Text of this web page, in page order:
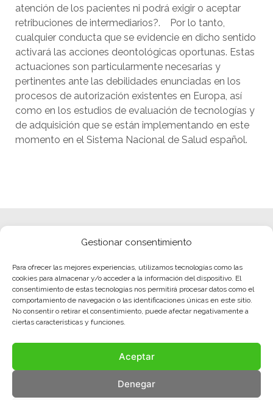
Gestionar consentimiento
Para ofrecer las mejores experiencias, utilizamos tecnologías como las
cookies para almacenar y/o acceder a la información del dispositivo. El
consentimiento de estas tecnologías nos permitirá procesar datos como el
comportamiento de navegación o las identificaciones únicas en este sitio.
No consentir o retirar el consentimiento, puede afectar negativamente a
ciertas características y funciones.
Aceptar
Denegar
atención de los pacientes ni podrá exigir o aceptar
retribuciones de intermediarios?. Por lo tanto,
cualquier conducta que se evidencie en dicho sentido
activará las acciones deontológicas oportunas. Estas
actuaciones son particularmente necesarias y
pertinentes ante las debilidades enunciadas en los
procesos de autorización existentes en Europa, así
como en los estudios de evaluación de tecnologías y
de adquisición que se están implementando en este
momento en el Sistema Nacional de Salud español.